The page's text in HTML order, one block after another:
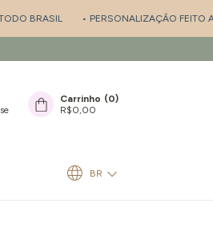
• PERSONALIZAÇÃO FEITO A MÃO
Carrinho (0)
R$0,00
BR